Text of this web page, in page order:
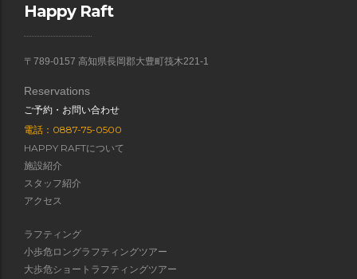
Happy Raft
〒789-0157 高知県長岡郡大豊町筏木221-1
Reservations
ご予約・お問い合わせ
電話：0887-75-0500
HAPPY RAFTについて
施設紹介
スタッフ紹介
アクセス
ラフティング
小歩危ロングラフティングツアー
大歩危ショートラフティングツアー